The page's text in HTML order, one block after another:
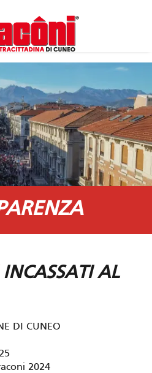
AL
DI CUNEO
2024